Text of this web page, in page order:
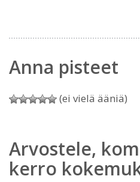
Anna pisteet
(ei vielä ääniä)
Arvostele,
kerro